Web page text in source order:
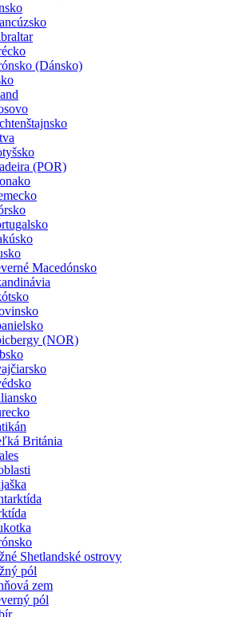
(Dánsko)
(POR)
Macedónsko
(NOR)
Británia
Shetlandské ostrovy
pól
zem
pól